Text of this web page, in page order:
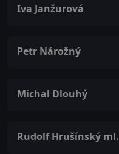
Iva Janžurová
Petr Nárožný
Michal Dlouhý
Rudolf Hrušínský ml.